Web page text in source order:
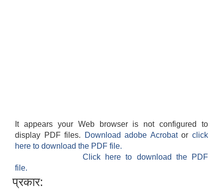
It appears your Web browser is not configured to
display PDF files.
Download adobe Acrobatorclick
here to download the PDF file.
Click here to download the PDF
file.
प्रकार: